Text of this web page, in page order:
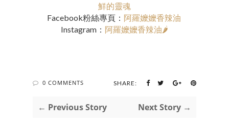
鮮的靈魂
Facebook粉絲專頁： 阿羅嬤嬤香辣油
Instagram： 阿羅嬤嬤香辣油🌶
0 COMMENTS SHARE:
← Previous Story Next Story →